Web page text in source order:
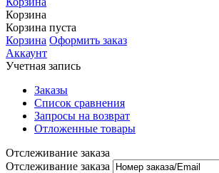
Корзина
Корзина пуста
Корзина Оформить заказ
Аккаунт
Учетная запись
Заказы
Список сравнения
Запросы на возврат
Отложенные товары
Отслеживание заказа
Отслеживание заказа